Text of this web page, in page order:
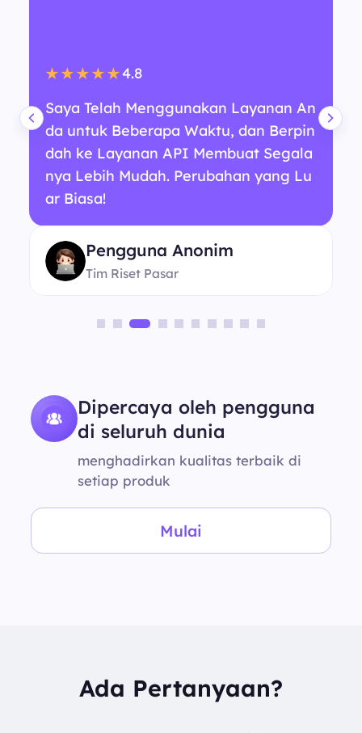
★★★★★4.8
Saya Telah Menggunakan Layanan An
da untuk Beberapa Waktu, dan Berpin
dah ke Layanan API Membuat Segala
nya Lebih Mudah. Perubahan yang Lu
ar Biasa!
Pengguna Anonim
Tim Riset Pasar
Dipercaya oleh pengguna
di seluruh dunia
menghadirkan kualitas terbaik di
setiap produk
Mulai
Ada Pertanyaan?